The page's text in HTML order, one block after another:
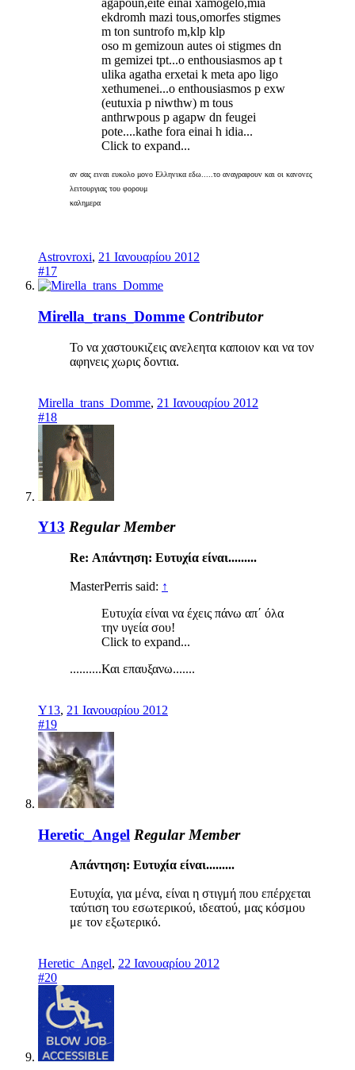
agapoun,eite einai xamogelo,mia
ekdromh mazi tous,omorfes stigmes
m ton suntrofo m,klp klp
oso m gemizoun autes oi stigmes dn
m gemizei tpt...o enthousiasmos ap t
ulika agatha erxetai k meta apo ligo
xethumenei...o enthousiasmos p exw
(eutuxia p niwthw) m tous
anthrwpous p agapw dn feugei
pote....kathe fora einai h idia...
Click to expand...
αν σας ειναι ευκολο μονο Ελληνικα εδω.....το αναγραφουν και οι κανονες
λειτουργιας του φορουμ
καλημερα
Astrovroxi, 21 Ιανουαρίου 2012
#17
Mirella_trans_Domme Contributor
Το να χαστουκιζεις ανελεητα καποιον και να τον
αφηνεις χωρις δοντια.
Mirella_trans_Domme, 21 Ιανουαρίου 2012
#18
Y13 Regular Member
Re: Απάντηση: Ευτυχία είναι.........
MasterPerris said: ↑
Ευτυχία είναι να έχεις πάνω απ΄ όλα
την υγεία σου!
Click to expand...
..........Και επαυξανω.......
Y13, 21 Ιανουαρίου 2012
#19
Heretic_Angel Regular Member
Απάντηση: Ευτυχία είναι.........
Ευτυχία, για μένα, είναι η στιγμή που επέρχεται
ταύτιση του εσωτερικού, ιδεατού, μας κόσμου
με τον εξωτερικό.
Heretic_Angel, 22 Ιανουαρίου 2012
#20